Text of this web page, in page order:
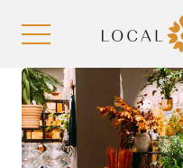
Aller au contenu